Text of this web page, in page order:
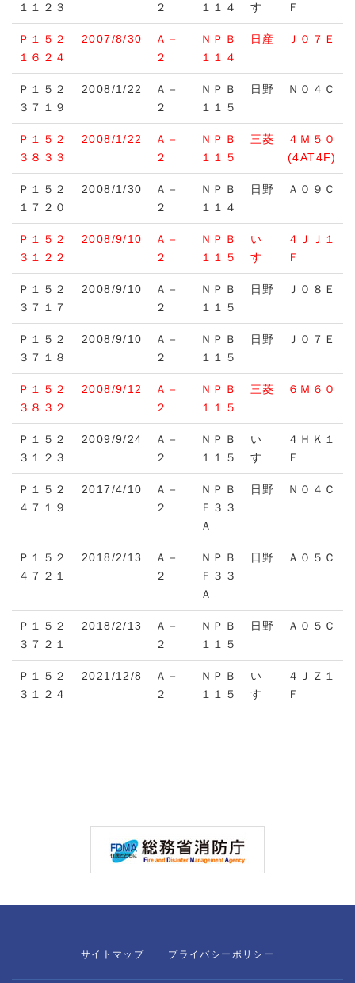
１１２３
２
１１４
すゞ
Ｆ
Ｐ１５２
１６２４
2007/8/30
Ａ－
２
ＮＰＢ
１１４
日産 Ｊ０７Ｅ
Ｐ１５２
３７１９
2008/1/22
Ａ－
２
ＮＰＢ
１１５
日野 Ｎ０４Ｃ
Ｐ１５２
３８３３
2008/1/22
Ａ－
２
ＮＰＢ
１１５
三菱
４Ｍ５０
(4AT4F)
Ｐ１５２
１７２０
2008/1/30
Ａ－
２
ＮＰＢ
１１４
日野 Ａ０９Ｃ
Ｐ１５２
３１２２
2008/9/10
Ａ－
２
ＮＰＢ
１１５
い
すゞ
４ＪＪ１
Ｆ
Ｐ１５２
３７１７
2008/9/10
Ａ－
２
ＮＰＢ
１１５
日野 Ｊ０８Ｅ
Ｐ１５２
３７１８
2008/9/10
Ａ－
２
ＮＰＢ
１１５
日野 Ｊ０７Ｅ
Ｐ１５２
３８３２
2008/9/12
Ａ－
２
ＮＰＢ
１１５
三菱 ６Ｍ６０
Ｐ１５２
３１２３
2009/9/24
Ａ－
２
ＮＰＢ
１１５
い
すゞ
４ＨＫ１
Ｆ
Ｐ１５２
４７１９
2017/4/10
Ａ－
２
ＮＰＢ
Ｆ３３
Ａ
日野 Ｎ０４Ｃ
Ｐ１５２
４７２１
2018/2/13
Ａ－
２
ＮＰＢ
Ｆ３３
Ａ
日野 Ａ０５Ｃ
Ｐ１５２
３７２１
2018/2/13
Ａ－
２
ＮＰＢ
１１５
日野 Ａ０５Ｃ
Ｐ１５２
３１２４
2021/12/8
Ａ－
２
ＮＰＢ
１１５
い
すゞ
４ＪＺ１
Ｆ
サイトマップ プライバシーポリシー